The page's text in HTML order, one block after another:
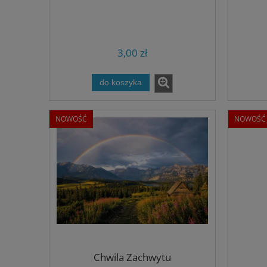
3,00 zł
do koszyka
Chwila Zachwytu
NOWOŚĆ NOWOŚĆ